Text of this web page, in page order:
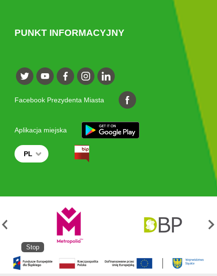
PUNKT INFORMACYJNY
Facebook Prezydenta Miasta
Aplikacja miejska
PL
Stop